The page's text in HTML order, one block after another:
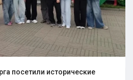
посетили исторические